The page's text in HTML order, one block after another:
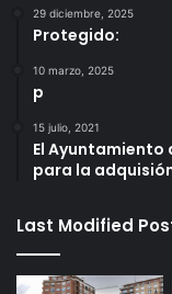
29 diciembre, 2025
Protegido:
10 marzo, 2025
p
15 julio, 2021
El
para la
Last Modified